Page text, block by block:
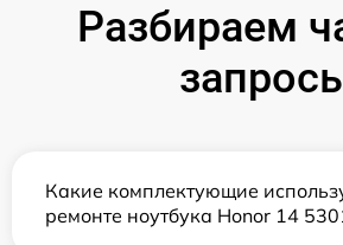
Разбираем
Какие комплектующие
ремонте ноутбука Honor 14